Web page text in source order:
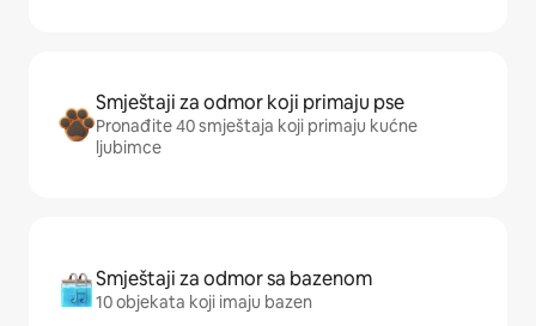
Smještaji za odmor koji primaju pse
Pronađite 40 smještaja koji primaju kućne
ljubimce
Smještaji za odmor sa bazenom
10 objekata koji imaju bazen